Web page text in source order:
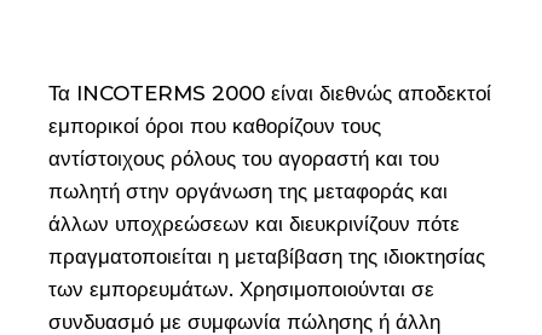
Τα INCOTERMS 2000 είναι διεθνώς αποδεκτοί
εμπορικοί όροι που καθορίζουν τους
αντίστοιχους ρόλους του αγοραστή και του
πωλητή στην οργάνωση της μεταφοράς και
άλλων υποχρεώσεων και διευκρινίζουν πότε
πραγματοποιείται η μεταβίβαση της ιδιοκτησίας
των εμπορευμάτων. Χρησιμοποιούνται σε
συνδυασμό με συμφωνία πώλησης ή άλλη